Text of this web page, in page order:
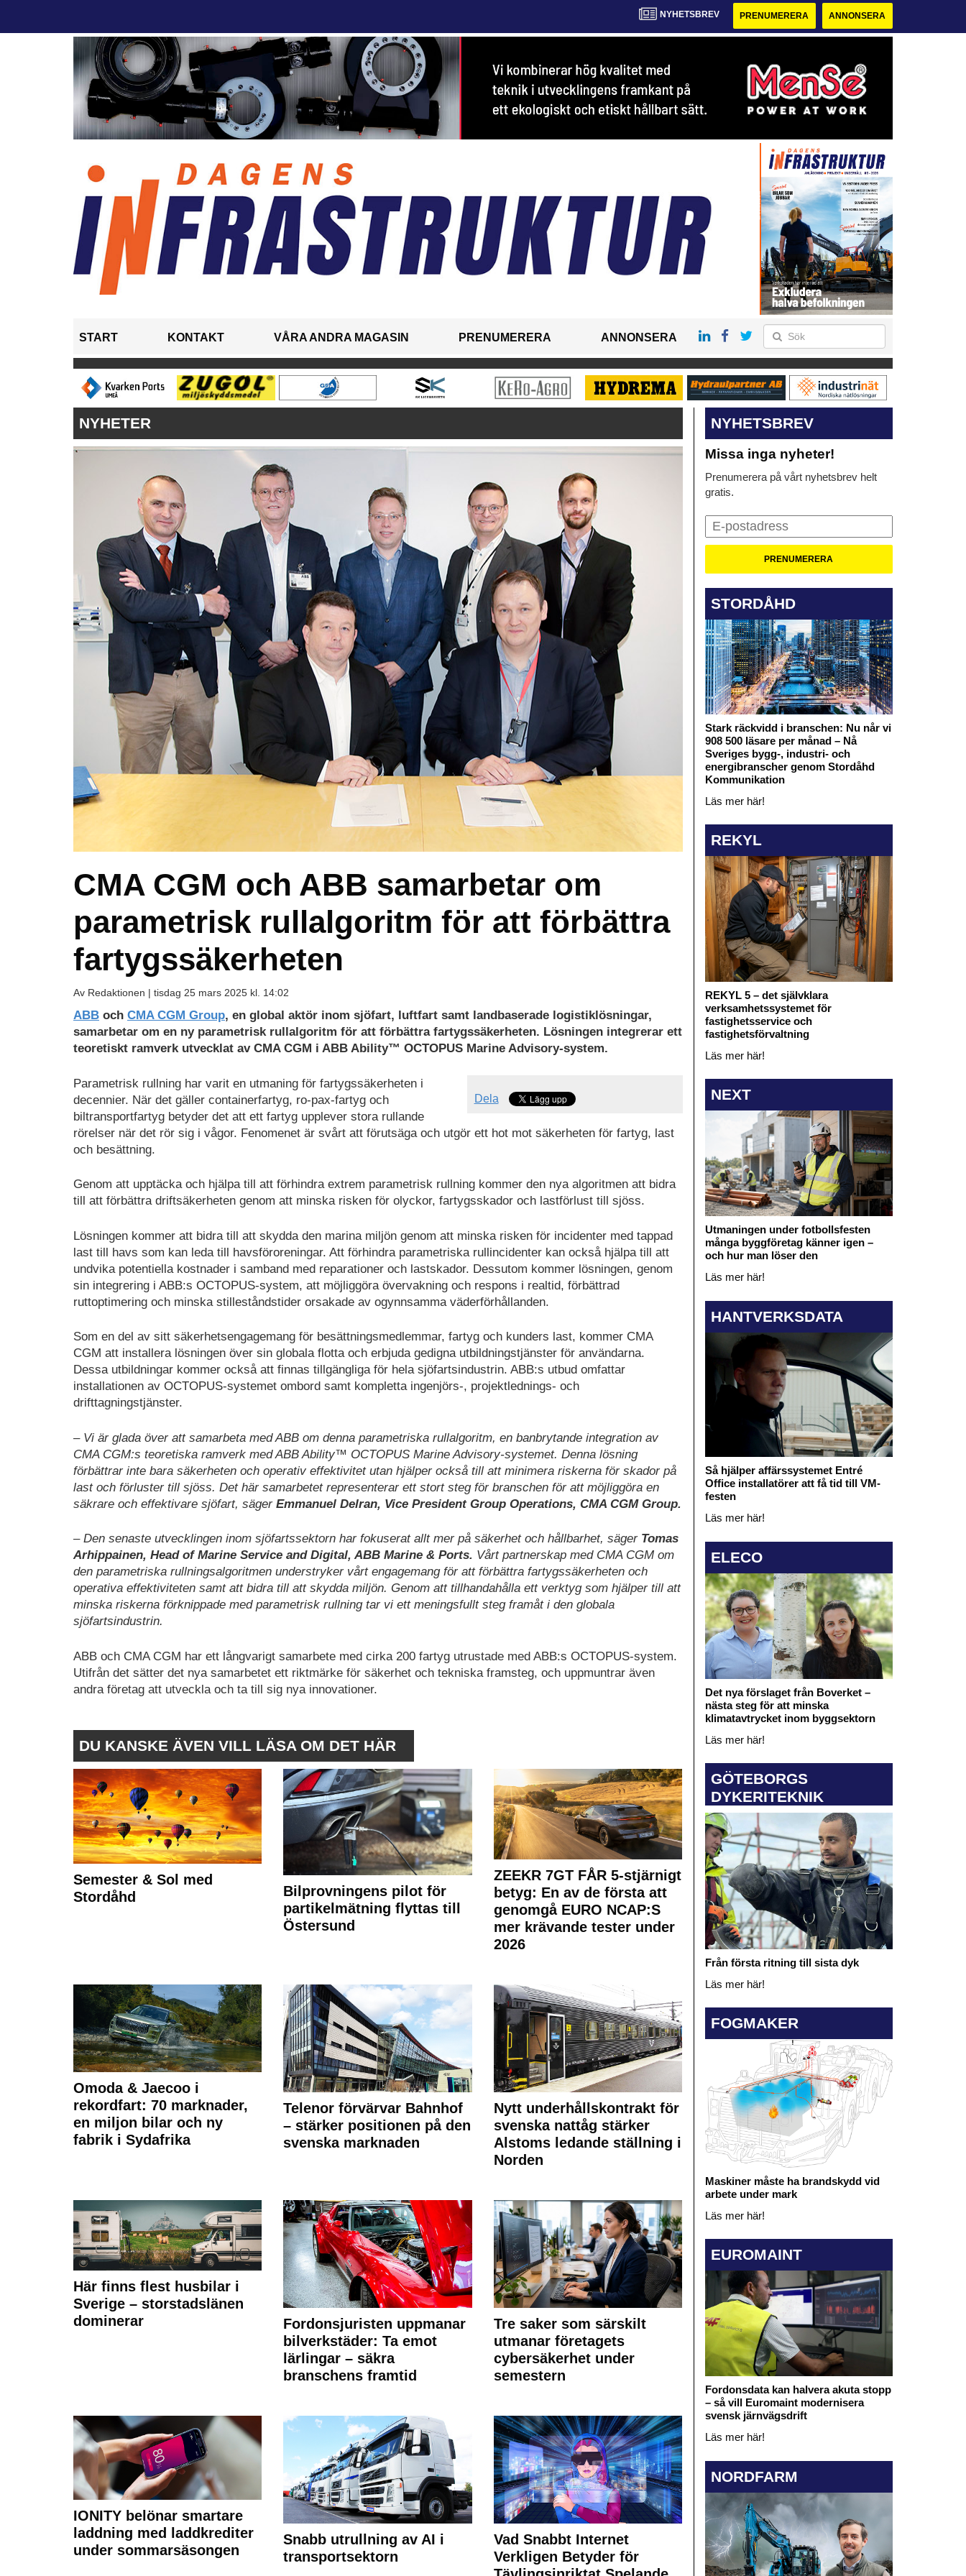
NYHETSBREV PRENUMERERA ANNONSERA
START KONTAKT VÅRA ANDRA MAGASIN PRENUMERERA ANNONSERA
NYHETER
CMA CGM och ABB samarbetar om
parametrisk rullalgoritm för att förbättra
fartygssäkerheten
Av Redaktionen | tisdag 25 mars 2025 kl. 14:02
ABB och CMA CGM Group, en global aktör inom sjöfart, luftfart samt landbaserade logistiklösningar,
samarbetar om en ny parametrisk rullalgoritm för att förbättra fartygssäkerheten. Lösningen integrerar ett
teoretiskt ramverk utvecklat av CMA CGM i ABB Ability™ OCTOPUS Marine Advisory-system.
Dela
Parametrisk rullning har varit en utmaning för fartygssäkerheten i
decennier. När det gäller containerfartyg, ro-pax-fartyg och
biltransportfartyg betyder det att ett fartyg upplever stora rullande
rörelser när det rör sig i vågor. Fenomenet är svårt att förutsäga och utgör ett hot mot säkerheten för fartyg, last
och besättning.
Genom att upptäcka och hjälpa till att förhindra extrem parametrisk rullning kommer den nya algoritmen att bidra
till att förbättra driftsäkerheten genom att minska risken för olyckor, fartygsskador och lastförlust till sjöss.
Lösningen kommer att bidra till att skydda den marina miljön genom att minska risken för incidenter med tappad
last till havs som kan leda till havsföroreningar. Att förhindra parametriska rullincidenter kan också hjälpa till att
undvika potentiella kostnader i samband med reparationer och lastskador. Dessutom kommer lösningen, genom
sin integrering i ABB:s OCTOPUS-system, att möjliggöra övervakning och respons i realtid, förbättrad
ruttoptimering och minska stilleståndstider orsakade av ogynnsamma väderförhållanden.
Som en del av sitt säkerhetsengagemang för besättningsmedlemmar, fartyg och kunders last, kommer CMA
CGM att installera lösningen över sin globala flotta och erbjuda gedigna utbildningstjänster för användarna.
Dessa utbildningar kommer också att finnas tillgängliga för hela sjöfartsindustrin. ABB:s utbud omfattar
installationen av OCTOPUS-systemet ombord samt kompletta ingenjörs-, projektlednings- och
drifttagningstjänster.
– Vi är glada över att samarbeta med ABB om denna parametriska rullalgoritm, en banbrytande integration av
CMA CGM:s teoretiska ramverk med ABB Ability™ OCTOPUS Marine Advisory-systemet. Denna lösning
förbättrar inte bara säkerheten och operativ effektivitet utan hjälper också till att minimera riskerna för skador på
last och förluster till sjöss. Det här samarbetet representerar ett stort steg för branschen för att möjliggöra en
säkrare och effektivare sjöfart, sägerEmmanuel Delran, Vice President Group Operations, CMA CGM Group.
– Den senaste utvecklingen inom sjöfartssektorn har fokuserat allt mer på säkerhet och hållbarhet, säger Tomas
Arhippainen, Head of Marine Service and Digital, ABB Marine & Ports. Vårt partnerskap med CMA CGM om
den parametriska rullningsalgoritmen understryker vårt engagemang för att förbättra fartygssäkerheten och
operativa effektiviteten samt att bidra till att skydda miljön. Genom att tillhandahålla ett verktyg som hjälper till att
minska riskerna förknippade med parametrisk rullning tar vi ett meningsfullt steg framåt i den globala
sjöfartsindustrin.
ABB och CMA CGM har ett långvarigt samarbete med cirka 200 fartyg utrustade med ABB:s OCTOPUS-system.
Utifrån det sätter det nya samarbetet ett riktmärke för säkerhet och tekniska framsteg, och uppmuntrar även
andra företag att utveckla och ta till sig nya innovationer.
DU KANSKE ÄVEN VILL LÄSA OM DET HÄR
Semester & Sol med
Stordåhd
Bilprovningens pilot för
partikelmätning flyttas till
Östersund
ZEEKR 7GT FÅR 5-stjärnigt
betyg: En av de första att
genomgå EURO NCAP:S
mer krävande tester under
2026
Omoda & Jaecoo i
rekordfart: 70 marknader,
en miljon bilar och ny
fabrik i Sydafrika
Telenor förvärvar Bahnhof
– stärker positionen på den
svenska marknaden
Nytt underhållskontrakt för
svenska nattåg stärker
Alstoms ledande ställning i
Norden
Här finns flest husbilar i
Sverige – storstadslänen
dominerar
Fordonsjuristen uppmanar
bilverkstäder: Ta emot
lärlingar – säkra
branschens framtid
Tre saker som särskilt
utmanar företagets
cybersäkerhet under
semestern
IONITY belönar smartare
laddning med laddkrediter
under sommarsäsongen
Snabb utrullning av AI i
transportsektorn
Vad Snabbt Internet
Verkligen Betyder för
NYHETSBREV
Missa inga nyheter!
Prenumerera på vårt nyhetsbrev helt
gratis.
STORDÅHD
Stark räckvidd i branschen: Nu når vi
908 500 läsare per månad – Nå
Sveriges bygg-, industri- och
energibranscher genom Stordåhd
Kommunikation
Läs mer här!
REKYL
REKYL 5 – det självklara
verksamhetssystemet för
fastighetsservice och
fastighetsförvaltning
Läs mer här!
NEXT
Utmaningen under fotbollsfesten
många byggföretag känner igen –
och hur man löser den
Läs mer här!
HANTVERKSDATA
Så hjälper affärssystemet Entré
Office installatörer att få tid till VM-
festen
Läs mer här!
ELECO
Det nya förslaget från Boverket –
nästa steg för att minska
klimatavtrycket inom byggsektorn
Läs mer här!
GÖTEBORGS
DYKERITEKNIK
Från första ritning till sista dyk
Läs mer här!
FOGMAKER
Maskiner måste ha brandskydd vid
arbete under mark
Läs mer här!
EUROMAINT
Fordonsdata kan halvera akuta stopp
– så vill Euromaint modernisera
svensk järnvägsdrift
Läs mer här!
NORDFARM